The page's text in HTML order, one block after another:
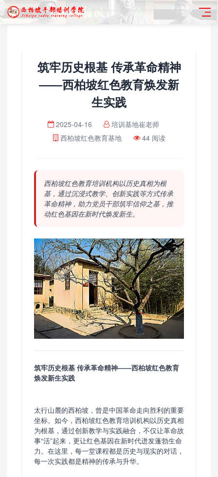
筑牢历史根基 传承革命精神
——西柏坡红色教育焕发新
生实践
2025-04-16
培训基地崔老师
西柏坡红色教育基地
44 阅读
西柏坡红色教育培训机构以历史真相为根
基，通过沉浸式教学、创新实践等方式传承
革命精神，助力党员干部筑牢信仰之基，推
动红色基因在新时代焕发新生。
筑牢历史根基 传承革命精神——西柏坡红色教育
焕发新生实践
太行山麓的西柏坡，曾是中国革命走向胜利的重要
坐标。如今，西柏坡红色教育培训机构以历史真相
为根基，通过创新教学与实践融合，不仅让革命故
事“活”起来，更让红色基因在新时代迸发蓬勃生命
力。在这里，每一堂课程都是历史与现实的对话，
每一次实践都是精神的传承与升华。